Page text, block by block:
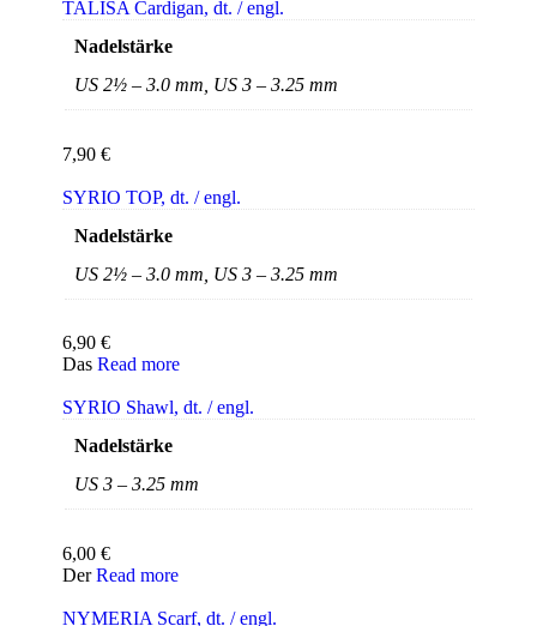
TALISA Cardigan, dt. / engl.
Nadelstärke
US 2½ – 3.0 mm, US 3 – 3.25 mm
7,90 €
SYRIO TOP, dt. / engl.
Nadelstärke
US 2½ – 3.0 mm, US 3 – 3.25 mm
6,90 €
Das Read more
SYRIO Shawl, dt. / engl.
Nadelstärke
US 3 – 3.25 mm
6,00 €
DerRead more
NYMERIA Scarf, dt. / engl.